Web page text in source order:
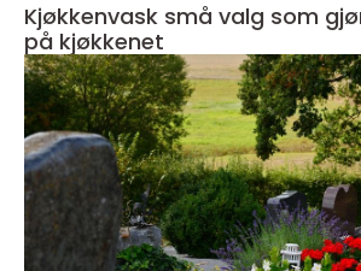
Kjøkkenvask små valg som gjør stor forskjell
på kjøkkenet